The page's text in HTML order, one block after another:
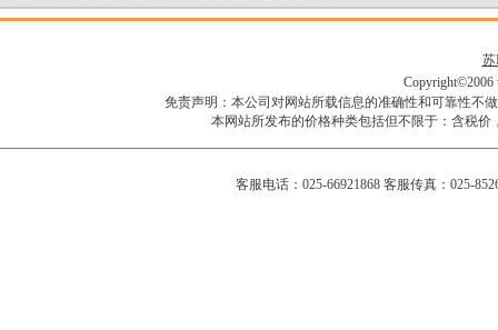
苏
Copyright©2006
免责声明：本公司对网站所载信息的准确性和可靠性不
本网站所发布的价格种类包括但不限于：含税
客服电话：025-66921868 客服传真：025-